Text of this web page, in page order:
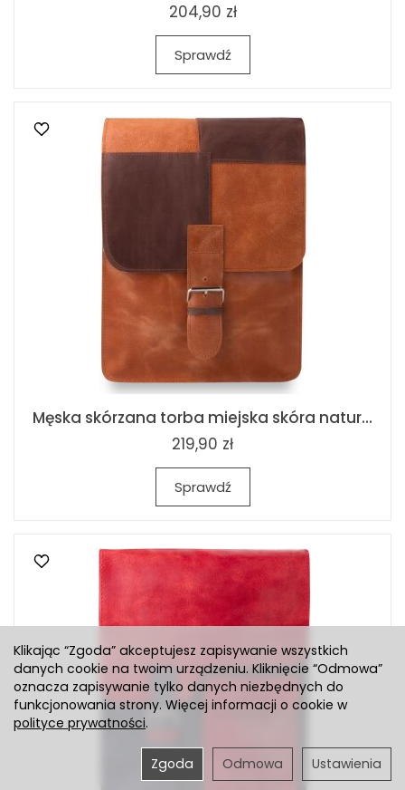
204,90 zł
Sprawdź
Męska skórzana torba miejska skóra natur...
219,90 zł
Sprawdź
Klikając “Zgoda” akceptujesz zapisywanie wszystkich
danych cookie na twoim urządzeniu. Kliknięcie “Odmowa”
oznacza zapisywanie tylko danych niezbędnych do
funkcjonowania strony. Więcej informacji o cookie w
polityce prywatności.
Ustawienia
Odmowa
Zgoda